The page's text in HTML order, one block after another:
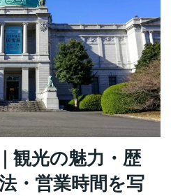
観光の魅力・歴
・営業時間を写